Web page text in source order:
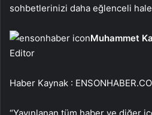
sohbetlerinizi daha eğlenceli
Muhammet
Editor
Haber Kaynak :